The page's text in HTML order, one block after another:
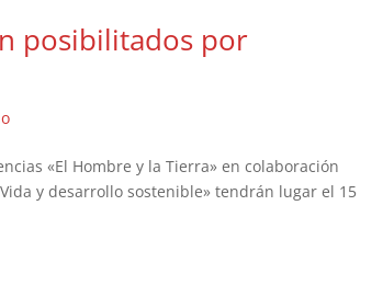
posibilitados por
«El Hombre y la Tierra» en colaboración
y desarrollo sostenible» tendrán lugar el 15